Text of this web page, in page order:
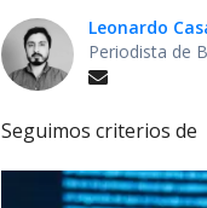
Leonardo
Periodista de
Seguimos criterios de